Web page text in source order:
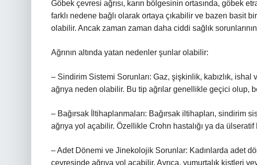
Göbek çevresi ağrısı, karın bölgesinin ortasında, göbek
farklı nedene bağlı olarak ortaya çıkabilir ve bazen basit
olabilir. Ancak zaman zaman daha ciddi sağlık
Ağrının altında yatan nedenler şunlar olabilir:
– Sindirim Sistemi Sorunları: Gaz, şişkinlik, kabızlık,
ağrıya neden olabilir. Bu tip ağrılar genellikle geçici olup,
– Bağırsak İltihaplanmaları: Bağırsak iltihapları, sindirim
ağrıya yol açabilir. Özellikle Crohn hastalığı ya da
– Adet Dönemi ve Jinekolojik Sorunlar: Kadınlarda adet
çevresinde ağrıya yol açabilir. Ayrıca, yumurtalık kistleri